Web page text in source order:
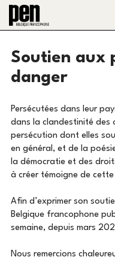
Soutien aux
danger
Persécutées dans leur
dans la clandestinité des
persécution dont elles
en général, et de la
la démocratie et des
à créer témoigne de
Afin d’exprimer son
Belgique francophone
semaine, depuis mars
Nous remercions